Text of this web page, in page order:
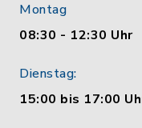
Montag
08:30 - 12:30 Uhr
Dienstag:
15:00 bis 17:00